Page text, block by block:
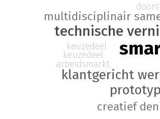
technische
klantgericht
multidisciplinair
creatief
arbeidsmarkt
keuzedeel
keuzedeel